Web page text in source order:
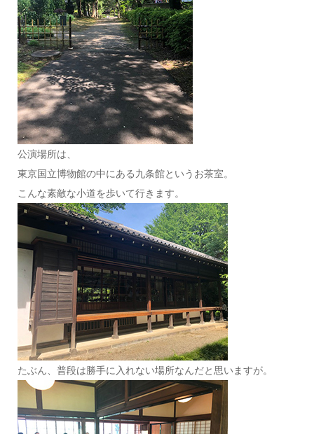
公演場所は、
東京国立博物館の中にある九条館というお茶室。
こんな素敵な小道を歩いて行きます。
たぶん、普段は勝手に入れない場所なんだと思いますが。